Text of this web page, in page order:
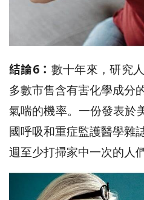
結論6： 數十年來，研究
多數市售含有害化學成分
氣喘的機率。一份發表於
國呼吸和重症監護醫學雜
週至少打掃家中一次的人